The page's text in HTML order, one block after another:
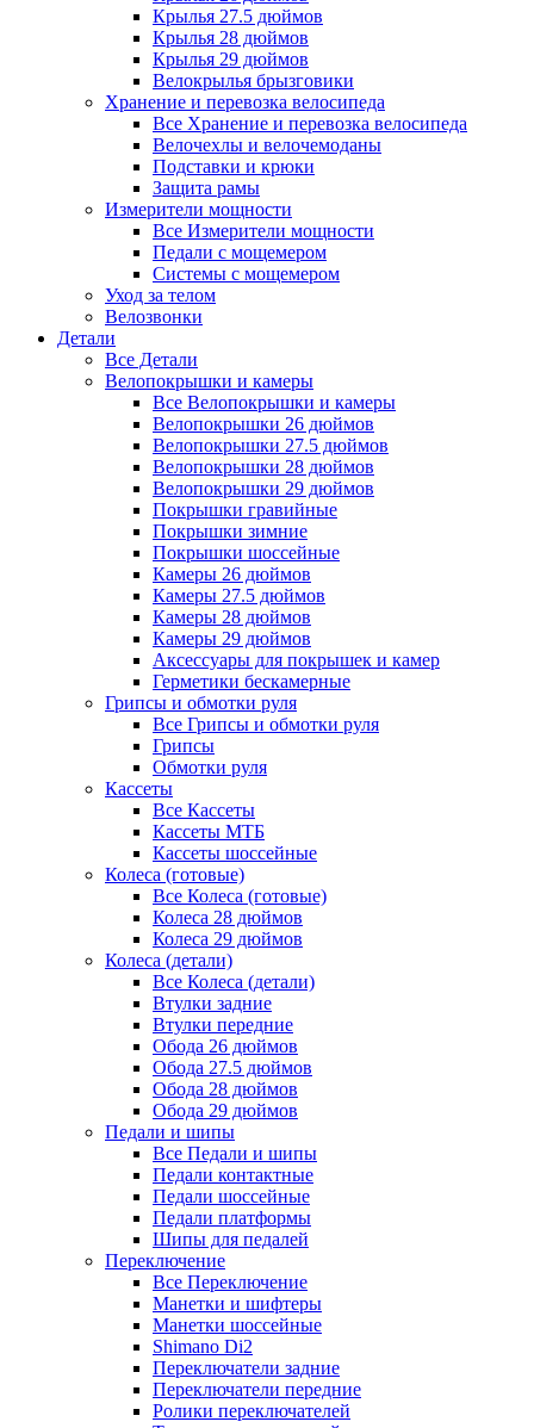
Крылья 27.5 дюймов
Крылья 28 дюймов
Крылья 29 дюймов
Велокрылья брызговики
Хранение и перевозка велосипеда
Все Хранение и перевозка велосипеда
Велочехлы и велочемоданы
Подставки и крюки
Защита рамы
Измерители мощности
Все Измерители мощности
Педали с мощемером
Системы с мощемером
Уход за телом
Велозвонки
Детали
Все Детали
Велопокрышки и камеры
Все Велопокрышки и камеры
Велопокрышки 26 дюймов
Велопокрышки 27.5 дюймов
Велопокрышки 28 дюймов
Велопокрышки 29 дюймов
Покрышки гравийные
Покрышки зимние
Покрышки шоссейные
Камеры 26 дюймов
Камеры 27.5 дюймов
Камеры 28 дюймов
Камеры 29 дюймов
Аксессуары для покрышек и камер
Герметики бескамерные
Грипсы и обмотки руля
Все Грипсы и обмотки руля
Грипсы
Обмотки руля
Кассеты
Все Кассеты
Кассеты МТБ
Кассеты шоссейные
Колеса (готовые)
Все Колеса (готовые)
Колеса 28 дюймов
Колеса 29 дюймов
Колеса (детали)
Все Колеса (детали)
Втулки задние
Втулки передние
Обода 26 дюймов
Обода 27.5 дюймов
Обода 28 дюймов
Обода 29 дюймов
Педали и шипы
Все Педали и шипы
Педали контактные
Педали шоссейные
Педали платформы
Шипы для педалей
Переключение
Все Переключение
Манетки и шифтеры
Манетки шоссейные
Shimano Di2
Переключатели задние
Переключатели передние
Ролики переключателей